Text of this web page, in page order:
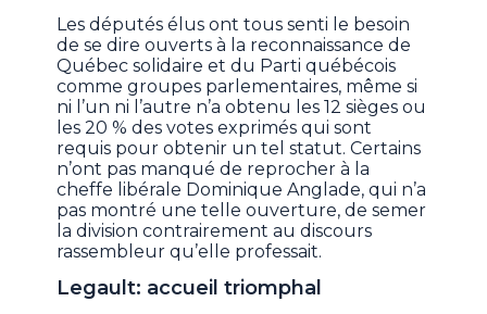
Les députés élus ont tous senti le besoin
de se dire ouverts à la reconnaissance de
Québec solidaire et du Parti québécois
comme groupes parlementaires, même si
ni l’un ni l’autre n’a obtenu les 12 sièges ou
les 20 % des votes exprimés qui sont
requis pour obtenir un tel statut. Certains
n’ont pas manqué de reprocher à la
cheffe libérale Dominique Anglade, qui n’a
pas montré une telle ouverture, de semer
la division contrairement au discours
rassembleur qu’elle professait.
Legault: accueil triomphal